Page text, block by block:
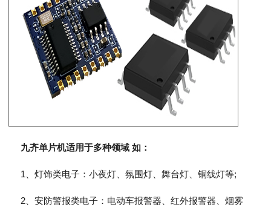
九齐单片机适用于多种领域 如：
1、灯饰类电子：小夜灯、氛围灯、舞台灯、铜线灯等;
2、安防警报类电子：电动车报警器、红外报警器、烟雾